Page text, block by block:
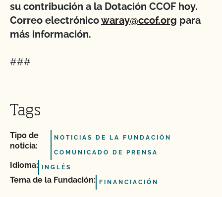
su contribución a la Dotación CCOF hoy.
Correo electrónicowaray@ccof.org para
más información.
###
Tags
Tipo de
noticia:
NOTICIAS DE LA FUNDACIÓN
COMUNICADO DE PRENSA
Idioma: INGLÉS
Tema de la Fundación: FINANCIACIÓN